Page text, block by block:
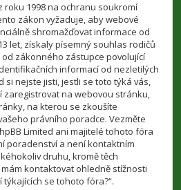
roku 1998 na ochranu soukromí
zákon vyžaduje, aby webové
shromažďovat informace od
let, získaly písemný souhlas rodičů
zákonného zástupce povolující
informací od nezletilých
si nejste jisti, jestli se toto týká vás,
zaregistrovat na webovou stránku,
na kterou se zkoušíte
právního poradce. Vezměte
Limited ani majitelé tohoto fóra
poradenství a není kontaktním
druhu, kromě těch
kontaktovat ohledně stížnosti
se tohoto fóra?“.